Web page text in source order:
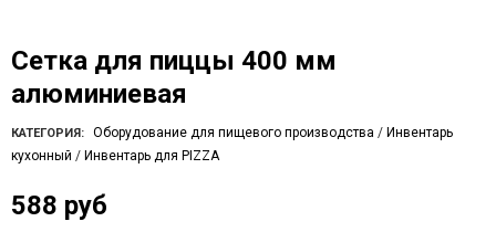
Сетка для пиццы 400 мм
алюминиевая
КАТЕГОРИЯ: Оборудование для пищевого производства / Инвентарь
кухонный / Инвентарь для PIZZA
588 руб